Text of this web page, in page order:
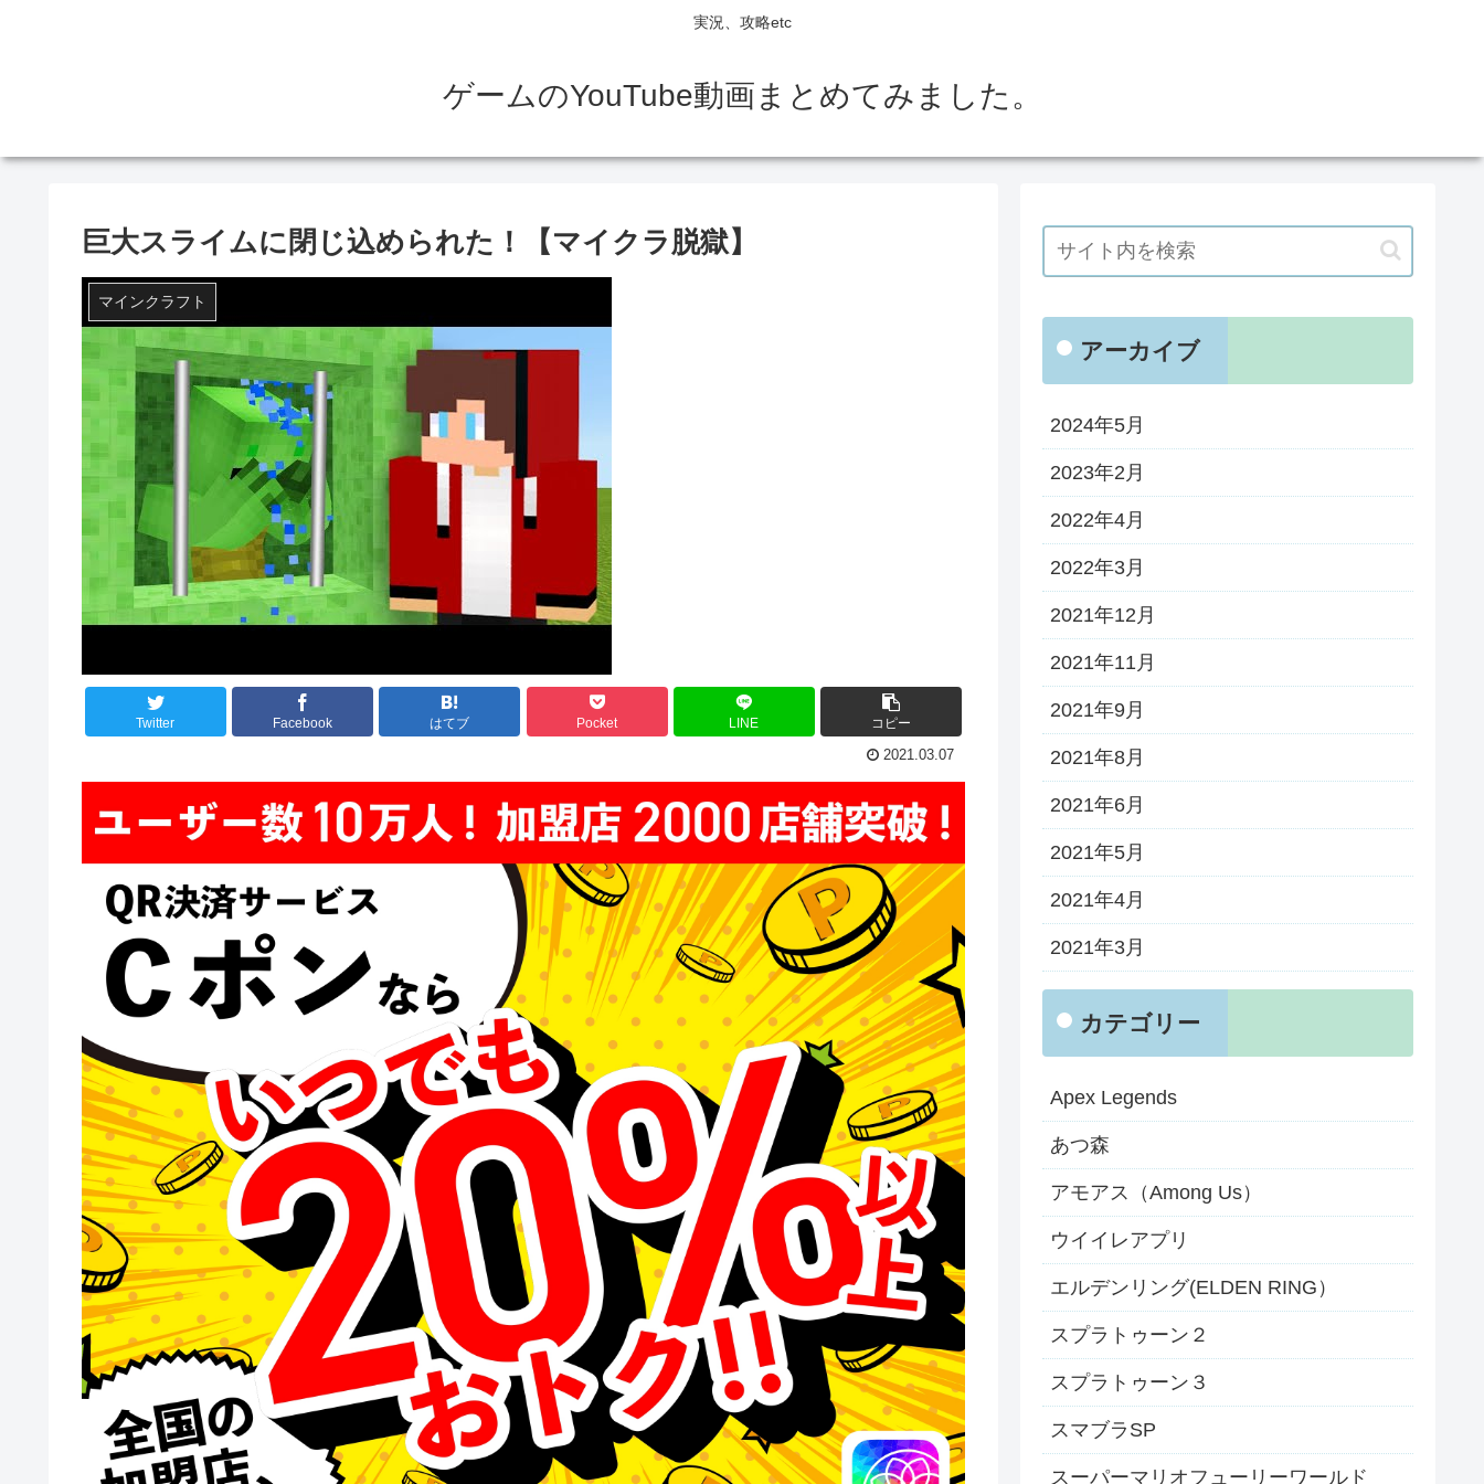
実況、攻略etc
ゲームのYouTube動画まとめてみました。
巨大スライムに閉じ込められた！【マイクラ脱獄】
マインクラフト
Twitter Facebook はてブ Pocket LINE コピー
2021.03.07
アーカイブ
2024年5月
2023年2月
2022年4月
2022年3月
2021年12月
2021年11月
2021年9月
2021年8月
2021年6月
2021年5月
2021年4月
2021年3月
カテゴリー
Apex Legends
あつ森
アモアス（Among Us）
ウイイレアプリ
エルデンリング(ELDEN RING）
スプラトゥーン２
スプラトゥーン３
スマブラSP
スーパーマリオフューリーワールド